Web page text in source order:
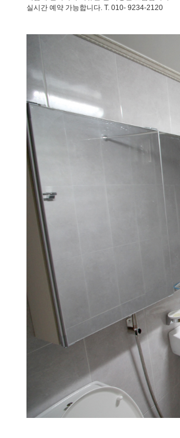
실시간 예약 가능합니다. T. 010- 9234-2120